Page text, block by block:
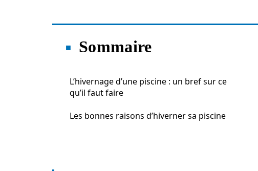
Sommaire
L’hivernage d’une piscine : un bref sur ce
qu’il faut faire
Les bonnes raisons d’hiverner sa piscine